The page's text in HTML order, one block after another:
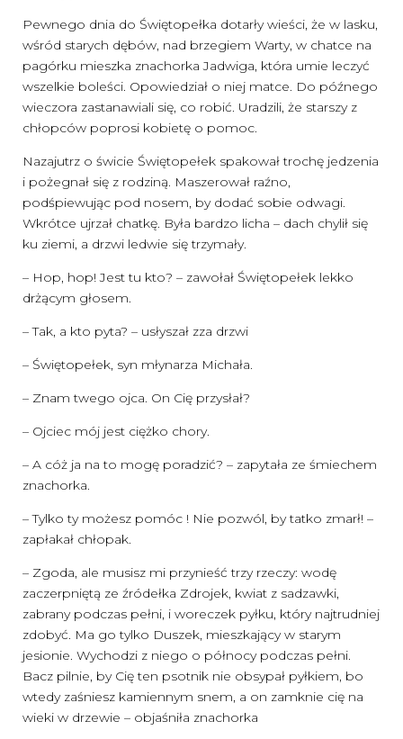
Pewnego dnia do Świętopełka dotarły wieści, że w lasku,
wśród starych dębów, nad brzegiem Warty, w chatce na
pagórku mieszka znachorka Jadwiga, która umie leczyć
wszelkie boleści. Opowiedział o niej matce. Do późnego
wieczora zastanawiali się, co robić. Uradzili, że starszy z
chłopców poprosi kobietę o pomoc.
Nazajutrz o świcie Świętopełek spakował trochę jedzenia
i pożegnał się z rodziną. Maszerował raźno,
podśpiewując pod nosem, by dodać sobie odwagi.
Wkrótce ujrzał chatkę. Była bardzo licha – dach chylił się
ku ziemi, a drzwi ledwie się trzymały.
– Hop, hop! Jest tu kto? – zawołał Świętopełek lekko
drżącym głosem.
– Tak, a kto pyta? – usłyszał zza drzwi
– Świętopełek, syn młynarza Michała.
– Znam twego ojca. On Cię przysłał?
– Ojciec mój jest ciężko chory.
– A cóż ja na to mogę poradzić? – zapytała ze śmiechem
znachorka.
– Tylko ty możesz pomóc ! Nie pozwól, by tatko zmarł! –
zapłakał chłopak.
– Zgoda, ale musisz mi przynieść trzy rzeczy: wodę
zaczerpniętą ze źródełka Zdrojek, kwiat z sadzawki,
zabrany podczas pełni, i woreczek pyłku, który najtrudniej
zdobyć. Ma go tylko Duszek, mieszkający w starym
jesionie. Wychodzi z niego o północy podczas pełni.
Bacz pilnie, by Cię ten psotnik nie obsypał pyłkiem, bo
wtedy zaśniesz kamiennym snem, a on zamknie cię na
wieki w drzewie – objaśniła znachorka